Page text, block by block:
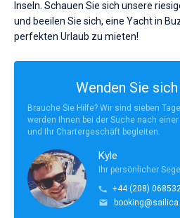
Inseln. Schauen Sie sich unsere
und beeilen Sie sich, eine Yacht in
perfekten Urlaub zu mieten!
Wenden Sie
Brauche Sie Hilfe? Wir sind sieben
werden Ihnen bei der Suche nach
und Ihr Chartergeschäft begleiten.
Kyle
Ihr persönlicher
+44 (208)